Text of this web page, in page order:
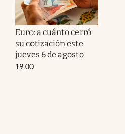
Euro: a cuánto cerró
su cotización este
jueves 6 de agosto
19:00